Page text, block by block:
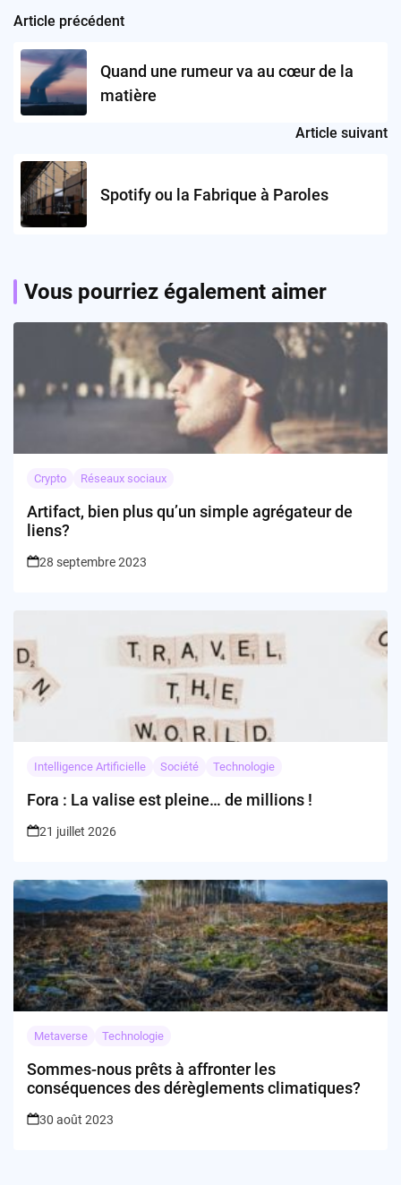
Post
navigation
Article précédent
Quand une rumeur va au cœur de la
matière
Article suivant
Spotify ou la Fabrique à Paroles
Vous pourriez également aimer
Crypto Réseaux sociaux
Artifact, bien plus qu’un simple agrégateur de
liens?
28 septembre 2023
Intelligence Artificielle Société Technologie
Fora : La valise est pleine… de millions !
21 juillet 2026
Metaverse Technologie
Sommes-nous prêts à affronter les
conséquences des dérèglements climatiques?
30 août 2023